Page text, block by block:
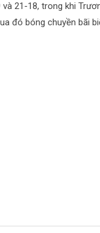
21-18, trong khi
đó bóng chuyền bãi